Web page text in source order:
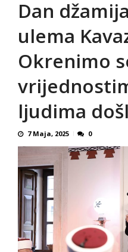
Dan
ulema
Okrenimo
ljudima
7 Maja, 2025 0